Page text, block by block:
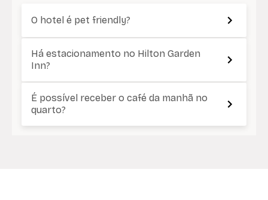
O hotel é pet friendly?
Há estacionamento no Hilton Garden
Inn?
É possível receber o café da manhã no
quarto?